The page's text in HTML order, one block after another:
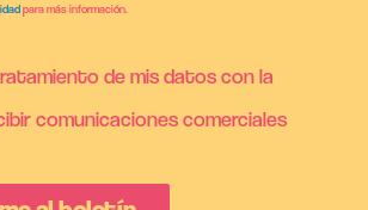
para más información.
de mis datos con la
comunicaciones comerciales